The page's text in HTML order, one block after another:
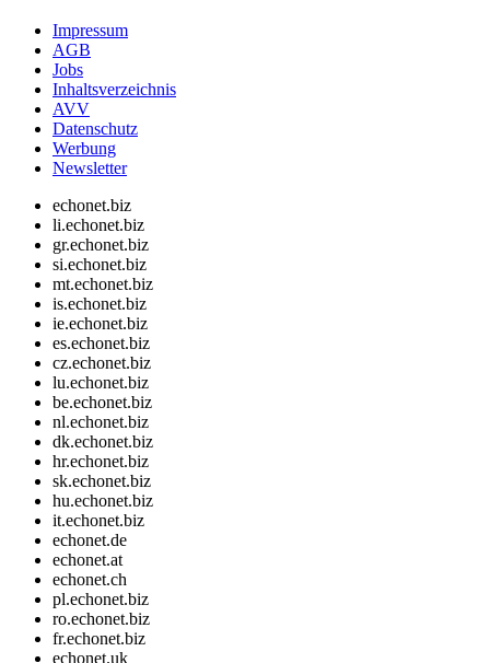
Impressum
AGB
Jobs
Inhaltsverzeichnis
AVV
Datenschutz
Werbung
Newsletter
echonet.biz
li.echonet.biz
gr.echonet.biz
si.echonet.biz
mt.echonet.biz
is.echonet.biz
ie.echonet.biz
es.echonet.biz
cz.echonet.biz
lu.echonet.biz
be.echonet.biz
nl.echonet.biz
dk.echonet.biz
hr.echonet.biz
sk.echonet.biz
hu.echonet.biz
it.echonet.biz
echonet.de
echonet.at
echonet.ch
pl.echonet.biz
ro.echonet.biz
fr.echonet.biz
echonet.uk